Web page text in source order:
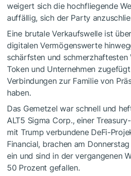
weigert sich die hochfliegende
auffällig, sich der Party
Eine brutale Verkaufswelle ist
digitalen Vermögenswerte
schärfsten und schmerzhaftesten
Token und Unternehmen
Verbindungen zur Familie von
haben.
Das Gemetzel war schnell und
ALT5 Sigma Corp., einer
mit Trump verbundene DeFi-
Financial, brachen am
ein und sind in der vergangenen
50 Prozent gefallen.